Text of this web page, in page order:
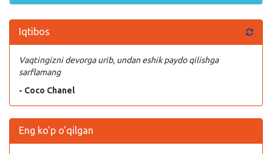
Iqtibos
Vaqtingizni devorga urib, undan eshik paydo qilishga
sarflamang
- Coco Chanel
Eng ko'p o'qilgan